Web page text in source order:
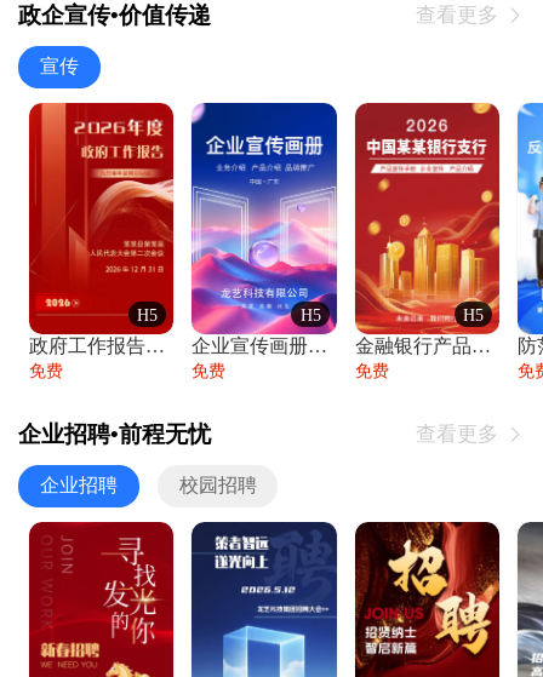
政企宣传•价值传递 查看更多 
宣传
H5
政府工作报告政府年终工作总结
免费
H5
企业宣传画册公司简介产品介绍业务宣传手册
免费
H5
金融银行产品宣传手册企业宣传产品介绍
免费
防
免
企业招聘•前程无忧 查看更多 
企业招聘 校园招聘